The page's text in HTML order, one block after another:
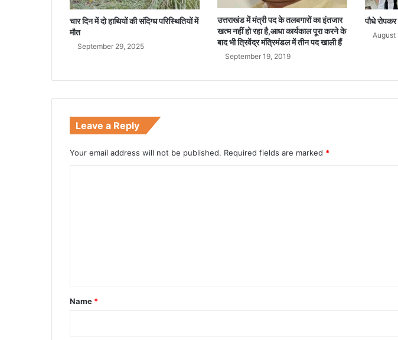
चार दिन में दो हाथियों की संदिग्ध परिस्थितियों में
मौत
September 29, 2025
उत्तराखंड में मंत्री पद के तलबगारों का इंतजार
खत्म नहीं हो रहा है,आधा कार्यकाल पूरा करने के
बाद भी त्रिवेंद्र मंत्रिमंडल में तीन पद खाली हैं
September 19, 2019
पौधे
August
Leave a Reply
Your email address will not be published. Required fields are marked *
*
Name *